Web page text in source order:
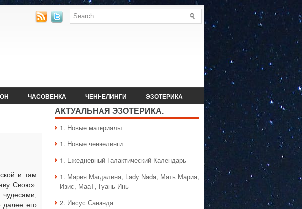
ЧАСОВЕНКА ЧЕННЕЛИНГИ ЭЗОТЕРИКА
и там
Свою».
далее его
АКТУАЛЬНАЯ ЭЗОТЕРИКА.
1. Hовые материалы
1. Hовые ченнелинги
1. Ежедневный Галактический Календарь
1. Мария Магдалина, Lady Nada, Мать Мария,
Изис, МааТ, Гуань Инь
2. Иисус Сананда